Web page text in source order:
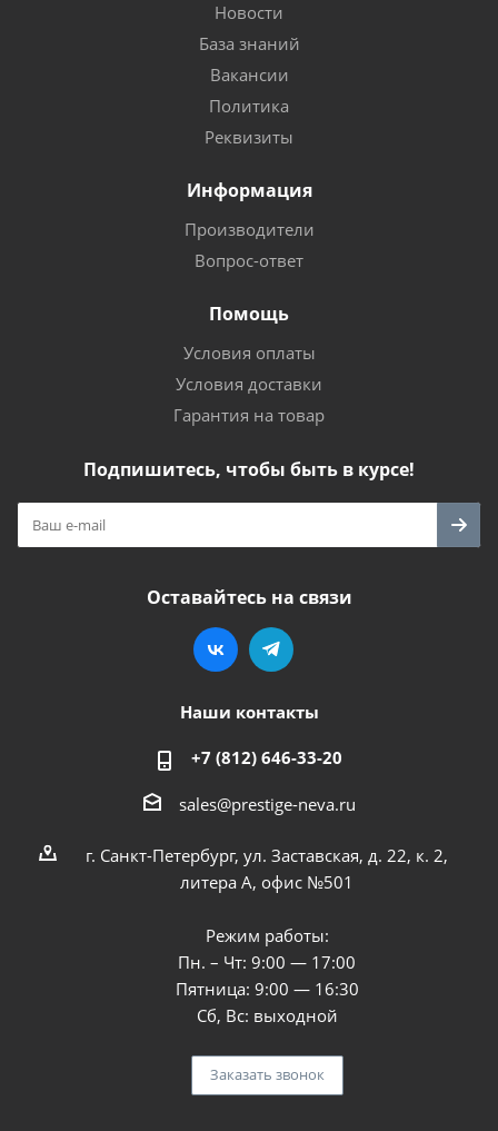
Новости
База знаний
Вакансии
Политика
Реквизиты
Информация
Производители
Вопрос-ответ
Помощь
Условия оплаты
Условия доставки
Гарантия на товар
Подпишитесь, чтобы быть в курсе!
Оставайтесь на связи
Наши контакты
+7 (812) 646-33-20
sales@prestige-neva.ru
г. Санкт-Петербург, ул. Заставская, д. 22, к. 2,
литера А, офис №501
Режим работы:
Пн. – Чт: 9:00 — 17:00
Пятница: 9:00 — 16:30
Сб, Вс: выходной
Заказать звонок